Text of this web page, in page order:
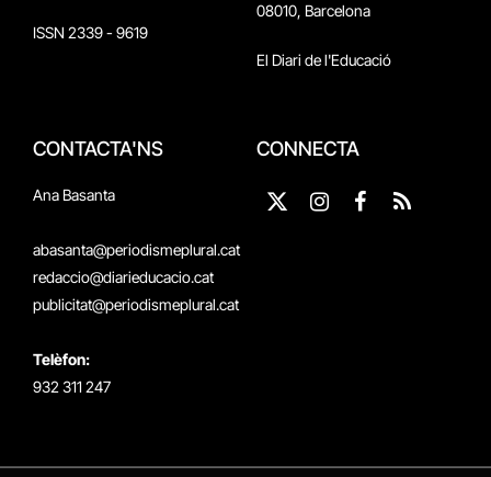
ISSN 2339 - 9619
08010, Barcelona
El Diari de l'Educació
CONTACTA'NS
Ana Basanta
abasanta@periodismeplural.cat
redaccio@diarieducacio.cat
publicitat@periodismeplural.cat
Telèfon:
932 311 247
CONNECTA
X
Instagram
Facebook
RSS